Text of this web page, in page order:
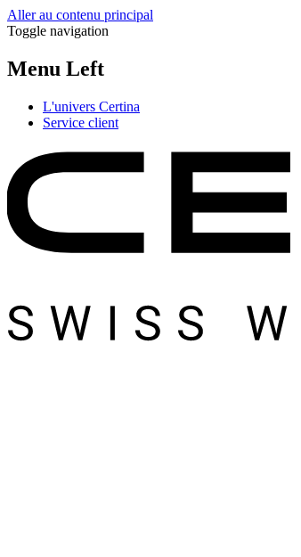
Aller au contenu principal
Toggle navigation
Menu Left
L'univers Certina
Service client